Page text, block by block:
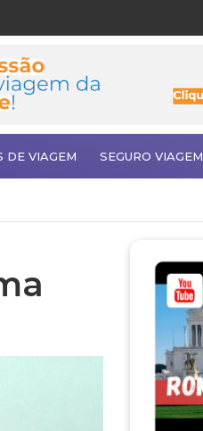
DE VIAGEM SEGURO VIAGEM